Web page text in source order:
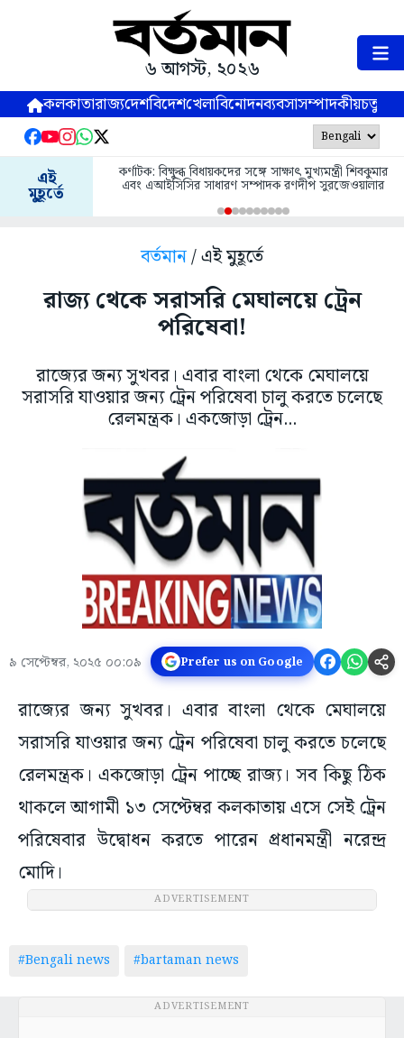
৬ আগস্ট, ২০২৬
কলকাতারাজ্যদেশবিদেশখেলাবিনোদনব্যবসাসম্পাদকীয়
এই
মুহূর্তে
কর্ণাটক: বিক্ষুব্ধ বিধায়কদের সঙ্গে সাক্ষাৎ মুখ্যমন্ত্রী শিবকুমার
এবং এআইসিসির সাধারণ সম্পাদক রণদীপ সুরজেওয়ালার
বর্তমান/ এই মুহূর্তে
রাজ্য থেকে সরাসরি মেঘালয়ে ট্রেন
পরিষেবা!
রাজ্যের জন্য সুখবর। এবার বাংলা থেকে মেঘালয়ে
সরাসরি যাওয়ার জন্য ট্রেন পরিষেবা চালু করতে চলেছে
রেলমন্ত্রক। একজোড়া ট্রেন...
৯ সেপ্টেম্বর, ২০২৫ ০০:০৯ Prefer us on Google
রাজ্যের জন্য সুখবর। এবার বাংলা থেকে মেঘালয়ে
সরাসরি যাওয়ার জন্য ট্রেন পরিষেবা চালু করতে চলেছে
রেলমন্ত্রক। একজোড়া ট্রেন পাচ্ছে রাজ্য। সব কিছু ঠিক
থাকলে আগামী ১৩ সেপ্টেম্বর কলকাতায় এসে সেই ট্রেন
পরিষেবার উদ্বোধন করতে পারেন প্রধানমন্ত্রী নরেন্দ্র
মোদি।
ADVERTISEMENT
#Bengali news #bartaman news
ADVERTISEMENT